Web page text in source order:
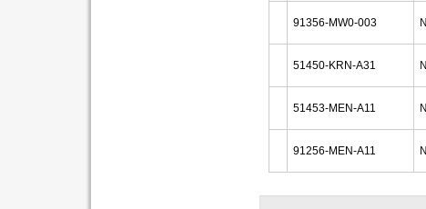
91356-MW0-003
51450-KRN-A31
51453-MEN-A11
91256-MEN-A11